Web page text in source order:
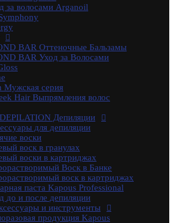
насос-дозаторы
саквояжи
Фартуки, пеньюары
Оттеночные средства
Oil
Keratin Стайлинг
для долговременной завивки
за волосами
Curly
Лечебная
Kapous
проявляющая эмульсия
и специальные продукты
Эмульсия "ActiOx"
за волосами Arganoil
BAR Оттеночные Бальзамы
BAR Уход за Волосами
Мужская серия
Hair Выпрямления волос
Депиляции
для депиляции
воски
воск в гранулах
воски в картриджах
Воск в Банке
воск в картриджах
паста Kapous Professional
до и после депиляции
и инструменты
продукция Kapous